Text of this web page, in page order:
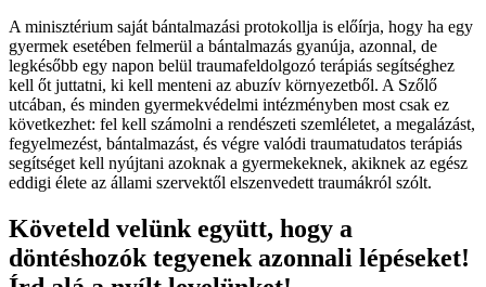
A minisztérium saját bántalmazási protokollja is előírja, hogy ha egy
gyermek esetében felmerül a bántalmazás gyanúja, azonnal, de
legkésőbb egy napon belül traumafeldolgozó terápiás segítséghez
kell őt juttatni, ki kell menteni az abuzív környezetből. A Szőlő
utcában, és minden gyermekvédelmi intézményben most csak ez
következhet: fel kell számolni a rendészeti szemléletet, a megalázást,
fegyelmezést, bántalmazást, és végre valódi traumatudatos terápiás
segítséget kell nyújtani azoknak a gyermekeknek, akiknek az egész
eddigi élete az állami szervektől elszenvedett traumákról szólt.
Követeld velünk együtt, hogy a
döntéshozók tegyenek azonnali lépéseket!